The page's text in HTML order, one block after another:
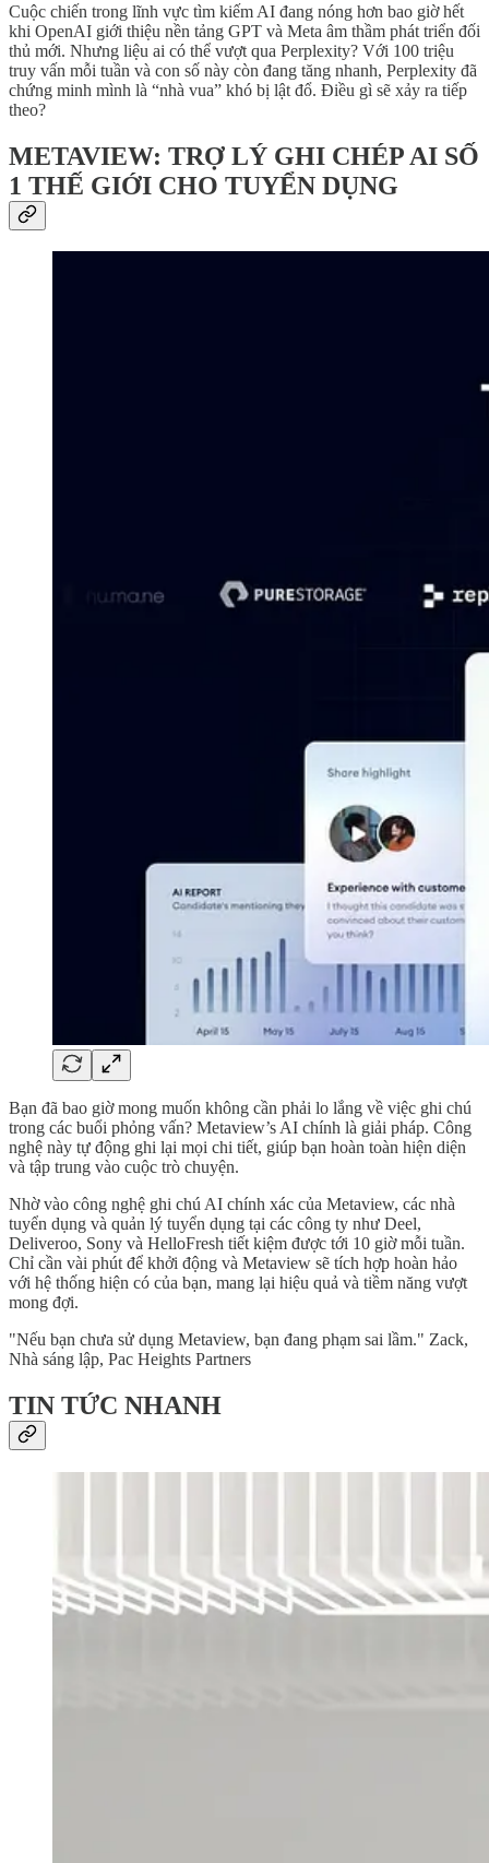
Cuộc chiến trong lĩnh vực tìm kiếm AI đang nóng hơn bao giờ hết
khi OpenAI giới thiệu nền tảng GPT và Meta âm thầm phát triển đối
thủ mới. Nhưng liệu ai có thể vượt qua Perplexity? Với 100 triệu
truy vấn mỗi tuần và con số này còn đang tăng nhanh, Perplexity đã
chứng minh mình là “nhà vua” khó bị lật đổ. Điều gì sẽ xảy ra tiếp
theo?
METAVIEW: TRỢ LÝ GHI CHÉP AI SỐ
1 THẾ GIỚI CHO TUYỂN DỤNG
Bạn đã bao giờ mong muốn không cần phải lo lắng về việc ghi chú
trong các buổi phỏng vấn? Metaview’s AI chính là giải pháp. Công
nghệ này tự động ghi lại mọi chi tiết, giúp bạn hoàn toàn hiện diện
và tập trung vào cuộc trò chuyện.
Nhờ vào công nghệ ghi chú AI chính xác của Metaview, các nhà
tuyển dụng và quản lý tuyển dụng tại các công ty như Deel,
Deliveroo, Sony và HelloFresh tiết kiệm được tới 10 giờ mỗi tuần.
Chỉ cần vài phút để khởi động và Metaview sẽ tích hợp hoàn hảo
với hệ thống hiện có của bạn, mang lại hiệu quả và tiềm năng vượt
mong đợi.
"Nếu bạn chưa sử dụng Metaview, bạn đang phạm sai lầm." Zack,
Nhà sáng lập, Pac Heights Partners
TIN TỨC NHANH